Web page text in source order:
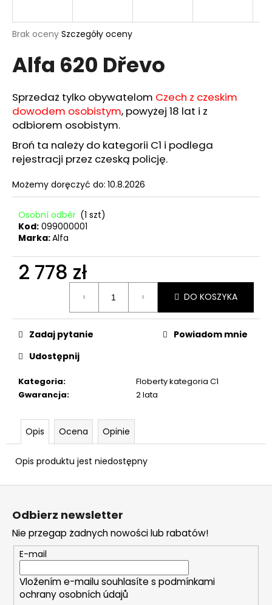
Średnia
produktu
wynosi
na
5
gwiazdek.
Brak oceny Szczegóły oceny
Alfa 620 Dřevo
Sprzedaż tylko obywatelom Czech z czeskim
dowodem osobistym, powyżej 18 lat i z
odbiorem osobistym.
Broń ta należy do kategorii C1 i podlega
rejestracji przez czeską policję.
Możemy doręczyć do: 10.8.2026
Osobní odběr (1 szt)
Kod: 099000001
Marka:Alfa
2 778 zł
DO KOSZYKA
Kategoria:
Floberty kategoria C1
Gwarancja: 2 lata
Zadaj pytanie
Powiadom mnie
Udostępnij
Opis Ocena Opinie
Opis produktu jest niedostępny
P
o
l
e
c
a
m
y
NABOJE
SELLIER
BELLOT
CAL.
6MM
KRÓTKIE100KS
zł
S
Odbierz newsletter
Nie przegap żadnych nowości lub rabatów!
E-mail
Vložením e-mailu souhlasíte s podmínkami
ochrany osobních údajů